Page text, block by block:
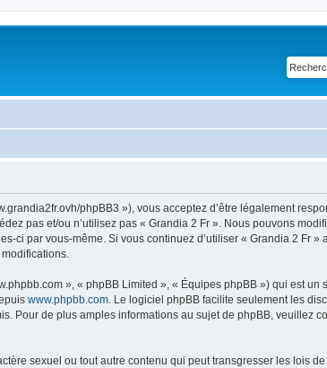
phpBB3 »), vous acceptez d’être légalement
pas et/ou n’utilisez pas « Grandia 2 Fr ». Nous pouvons
ci par vous-même. Si vous continuez d’utiliser « Grandia 2 Fr »
», « phpBB Limited », « Équipes phpBB ») qui est un
www.phpbb.com . Le logiciel phpBB facilite seulement les
Pour de plus amples informations au sujet de phpBB, veuillez
sexuel ou tout autre contenu qui peut transgresser les lois